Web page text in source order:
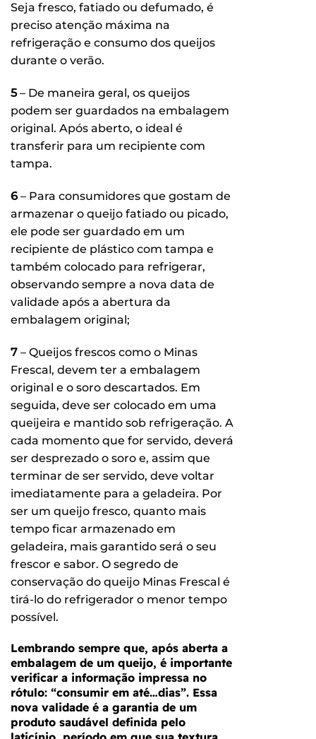
Seja fresco, fatiado ou defumado, é
preciso atenção máxima na
refrigeração e consumo dos queijos
durante o verão.
5– De maneira geral, os queijos
podem ser guardados na embalagem
original. Após aberto, o ideal é
transferir para um recipiente com
tampa.
6 – Para consumidores que gostam de
armazenar o queijo fatiado ou picado,
ele pode ser guardado em um
recipiente de plástico com tampa e
também colocado para refrigerar,
observando sempre a nova data de
validade após a abertura da
embalagem original;
7 – Queijos frescos como o Minas
Frescal, devem ter a embalagem
original e o soro descartados. Em
seguida, deve ser colocado em uma
queijeira e mantido sob refrigeração. A
cada momento que for servido, deverá
ser desprezado o soro e, assim que
terminar de ser servido, deve voltar
imediatamente para a geladeira. Por
ser um queijo fresco, quanto mais
tempo ficar armazenado em
geladeira, mais garantido será o seu
frescor e sabor. O segredo de
conservação do queijo Minas Frescal é
tirá-lo do refrigerador o menor tempo
possível.
Lembrando sempre que, após aberta a
embalagem de um queijo, é importante
verificar a informação impressa no
rótulo: “consumir em até…dias”. Essa
nova validade é a garantia de um
produto saudável definida pelo